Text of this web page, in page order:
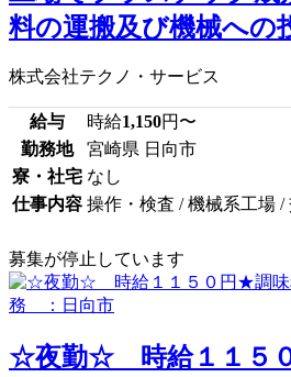
料の運搬及び機械への
株式会社テクノ・サービス
給与 時給1,150円〜
勤務地
宮崎県 日向市
寮・社宅 なし
仕事内容 操作・検査 / 機械系工場 /
募集が停止しています
☆夜勤☆ 時給１１５